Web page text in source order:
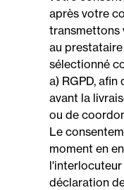
après votre
transmettons
au
sélectionné
a) RGPD,
avant la
ou de
Le
moment en
déclaration